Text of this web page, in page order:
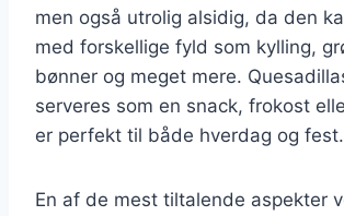
men også utrolig alsidig, da den
med forskellige fyld som kylling,
bønner og meget mere.
serveres som en snack, frokost
er perfekt til både hverdag og fest.
En af de mest tiltalende aspekter